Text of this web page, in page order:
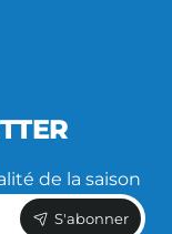
de la saison
S'abonner